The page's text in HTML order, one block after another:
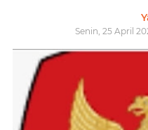
Senin, 25 April